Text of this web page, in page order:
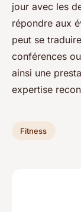
jour avec les
répondre aux
peut se
conférences
ainsi une
expertise
Fitness